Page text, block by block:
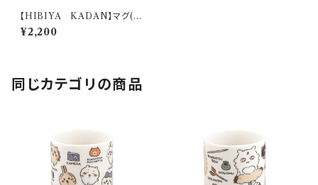
【HIBIYA KADAN】マグ(チ
ューリップ)【HBK10】HBK32-
11
¥2,200
同じカテゴリの商品